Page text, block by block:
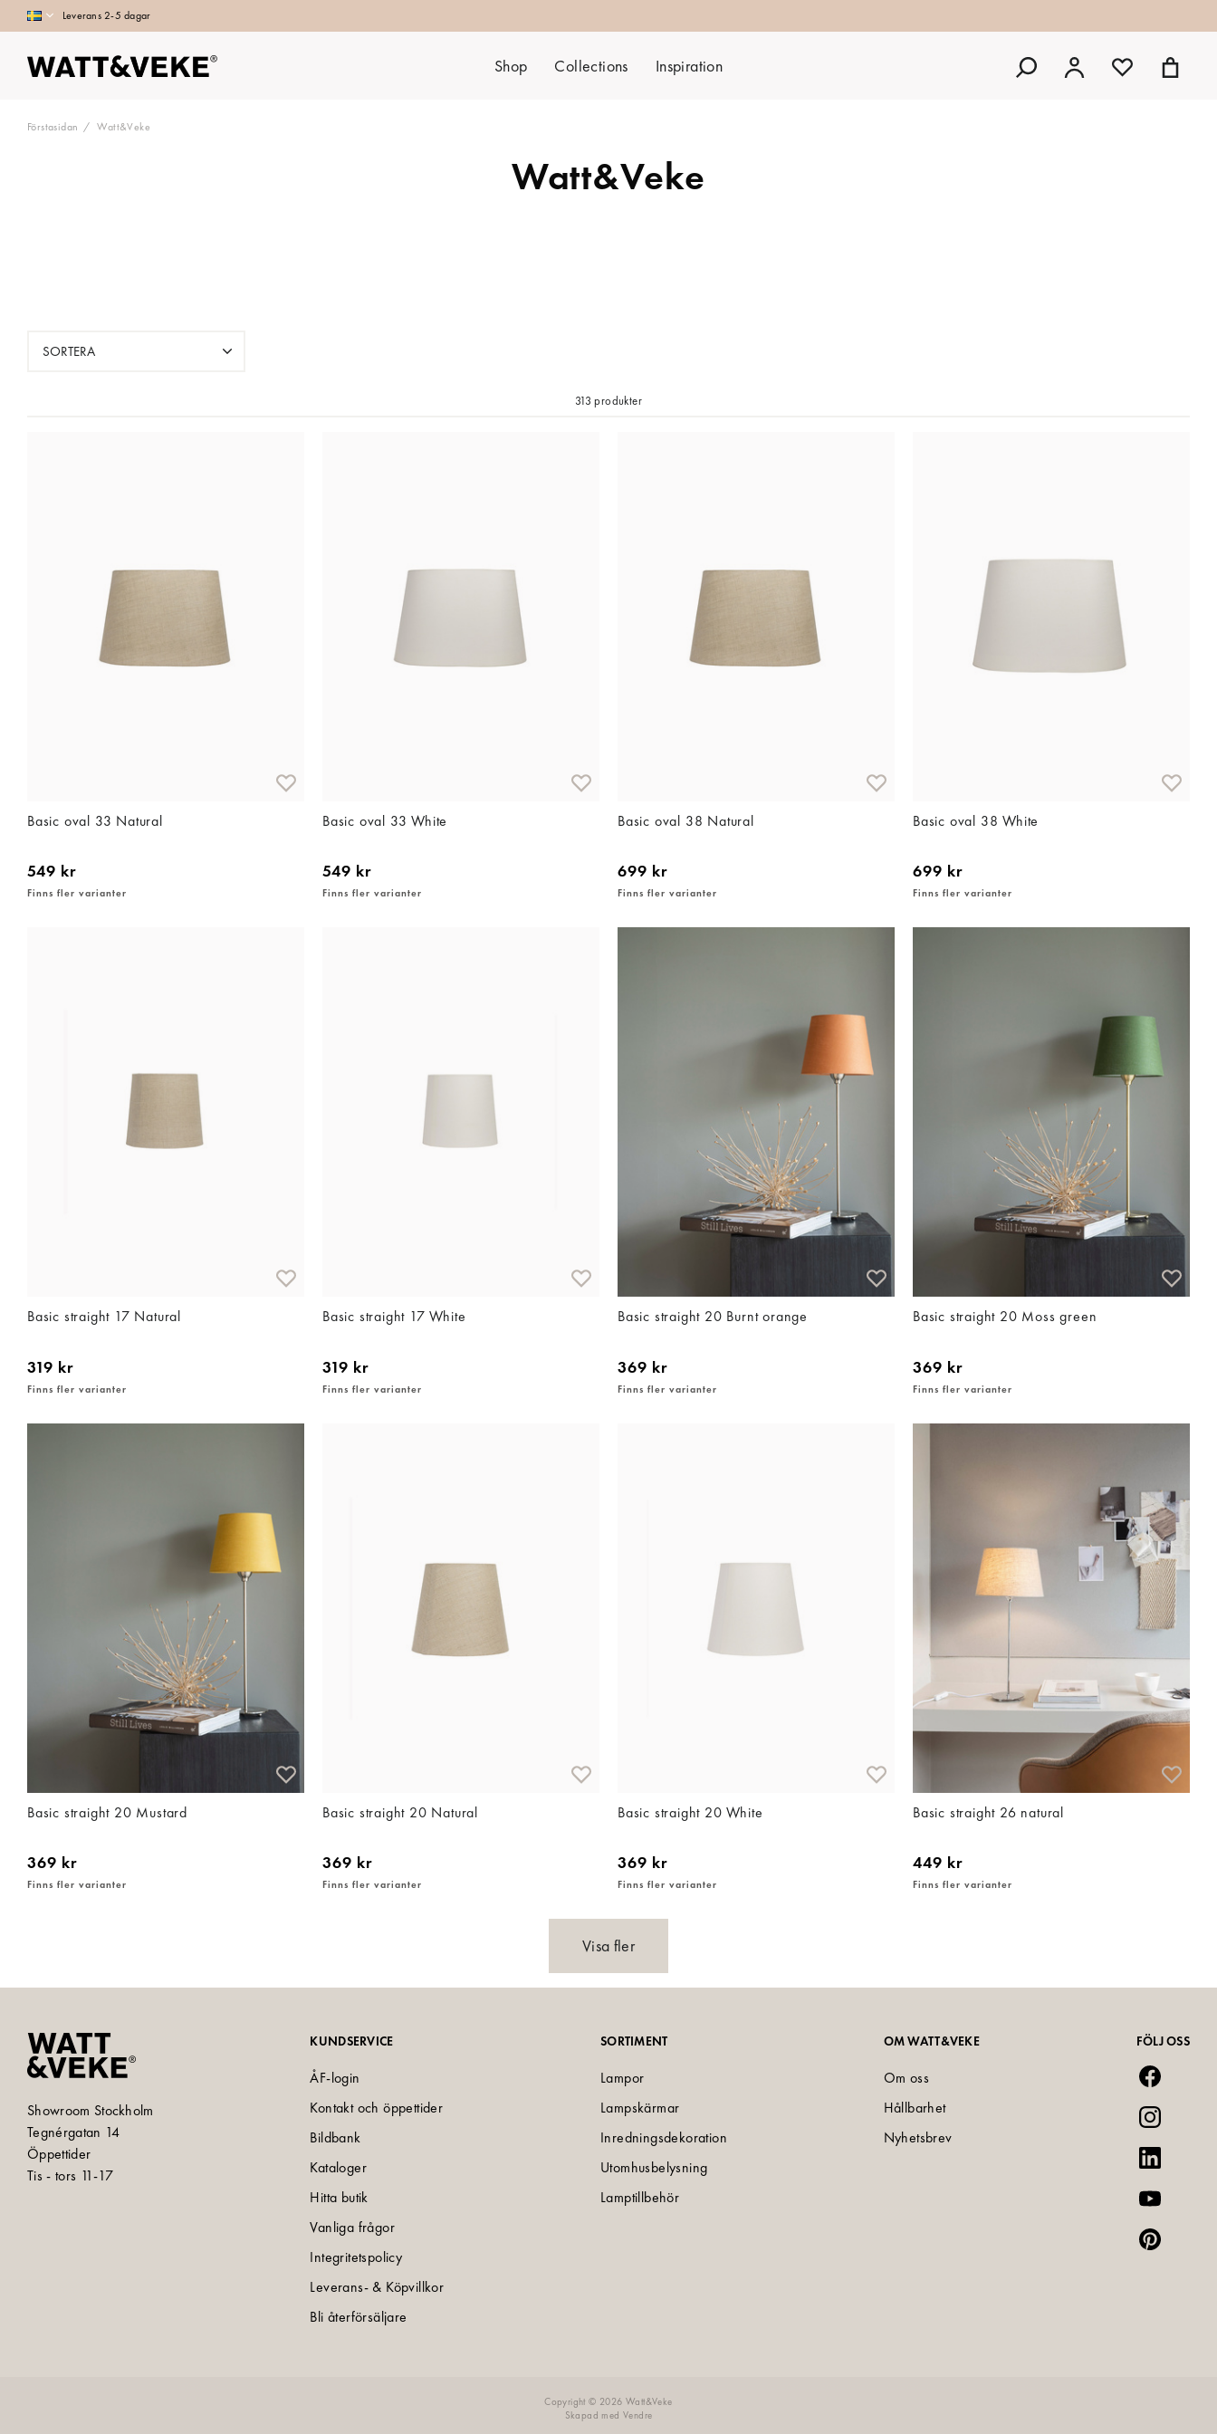
Leverans 2-5 dagar
Shop Collections Inspiration
Förstasidan Watt&Veke
Watt&Veke
SORTERA
313 produkter
Basic oval 33 Natural
549 kr
Finns fler varianter
Basic oval 33 White
549 kr
Finns fler varianter
Basic oval 38 Natural
699 kr
Finns fler varianter
Basic oval 38 White
699 kr
Finns fler varianter
Basic straight 17 Natural
319 kr
Finns fler varianter
Basic straight 17 White
319 kr
Finns fler varianter
Basic straight 20 Burnt orange
369 kr
Finns fler varianter
Basic straight 20 Moss green
369 kr
Finns fler varianter
Basic straight 20 Mustard
369 kr
Finns fler varianter
Basic straight 20 Natural
369 kr
Finns fler varianter
Basic straight 20 White
369 kr
Finns fler varianter
Basic straight 26 natural
449 kr
Finns fler varianter
Visa fler
Showroom Stockholm
Tegnérgatan 14
Öppettider
Tis - tors 11-17
KUNDSERVICE
ÅF-login
Kontakt och öppettider
Bildbank
Kataloger
Hitta butik
Vanliga frågor
Integritetspolicy
Leverans- & Köpvillkor
Bli återförsäljare
SORTIMENT
Lampor
Lampskärmar
Inredningsdekoration
Utomhusbelysning
Lamptillbehör
OM WATT&VEKE
Om oss
Hållbarhet
Nyhetsbrev
FÖLJ OSS
Copyright © 2026 Watt&Veke
Skapad med Vendre